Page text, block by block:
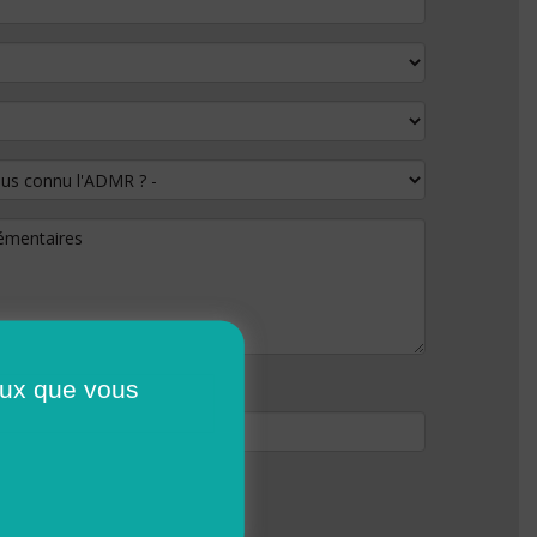
connu l'ADMR ?
que vous